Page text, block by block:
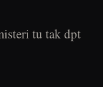
tu tak dpt